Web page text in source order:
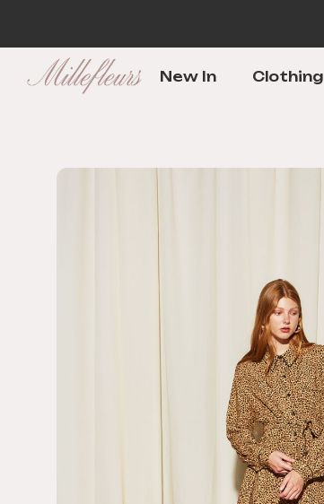
New In Clothing